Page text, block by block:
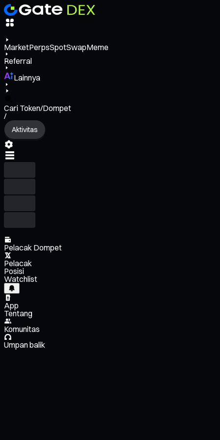
MarketPerpsSpotSwapMeme
Referral
Lainnya
Cari Token/Dompet
/
Aktivitas
Pelacak Dompet
Pelacak
Posisi
Watchlist
App
Tentang
Komunitas
Umpan balik